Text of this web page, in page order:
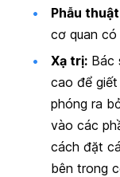
Phẫu
cơ quan
Xạ trị: Bác
cao để
phóng ra
vào các
cách đặt
bên trong